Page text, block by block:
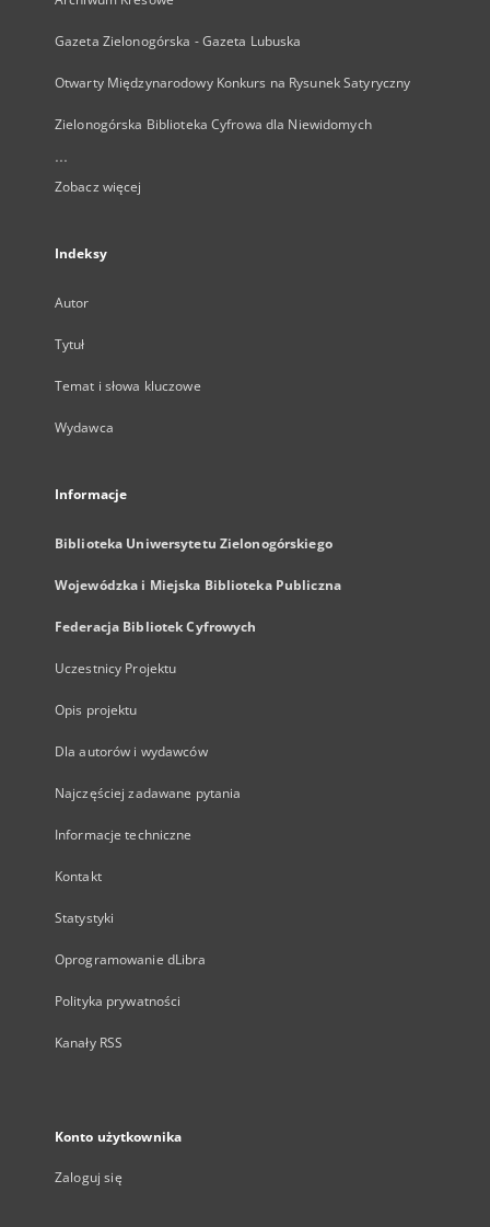
Gazeta Zielonogórska - Gazeta Lubuska
Otwarty Międzynarodowy Konkurs na Rysunek Satyryczny
Zielonogórska Biblioteka Cyfrowa dla Niewidomych
...
Zobacz więcej
Indeksy
Autor
Tytuł
Temat i słowa kluczowe
Wydawca
Informacje
Biblioteka Uniwersytetu Zielonogórskiego
Wojewódzka i Miejska Biblioteka Publiczna
Federacja Bibliotek Cyfrowych
Uczestnicy Projektu
Opis projektu
Dla autorów i wydawców
Najczęściej zadawane pytania
Informacje techniczne
Kontakt
Statystyki
Oprogramowanie dLibra
Polityka prywatności
Kanały RSS
Konto użytkownika
Zaloguj się